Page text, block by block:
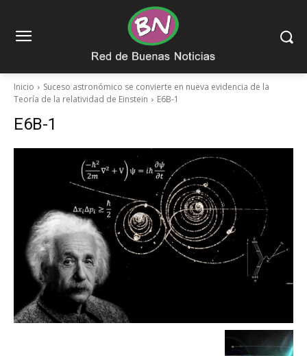
Inicio
Suceso astronómico se convierte en nueva evidencia de la
Teoría de la relatividad de Einstein
E6B-1
E6B-1